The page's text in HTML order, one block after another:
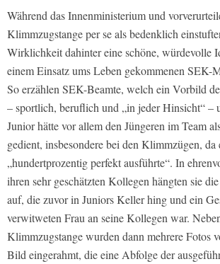
Während das Innenministerium und
Klimmzugstange per se als bedenklich
Wirklichkeit dahinter eine schöne, würdevolle
einem Einsatz ums Leben gekommenen SEK-
So erzählen SEK-Beamte, welch ein Vorbild
– sportlich, beruflich und „in jeder Hinsicht“ –
Junior hätte vor allem den Jüngeren im Team
gedient, insbesondere bei den Klimmzügen, da
„hundertprozentig perfekt ausführte“. In
ihren sehr geschätzten Kollegen hängten sie
auf, die zuvor in Juniors Keller hing und ein
verwitweten Frau an seine Kollegen war.
Klimmzugstange wurden dann mehrere Fotos
Bild eingerahmt, die eine Abfolge der